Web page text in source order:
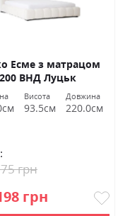
Есме з матрацом
ВНД Луцьк
Висота
93.5см
Довжина
220.0см
грн
грн